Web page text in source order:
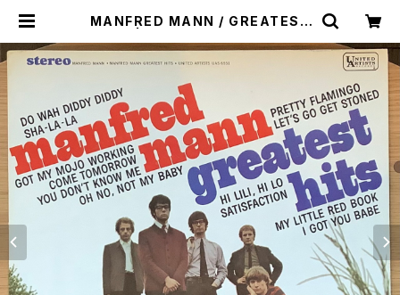
MANFRED MANN / GREATEST